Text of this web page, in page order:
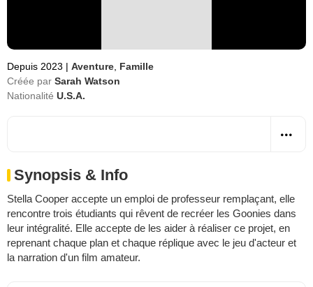
Depuis 2023 | Aventure Famille
Créée par Sarah Watson
Nationalité U.S.A.
Synopsis & Info
Stella Cooper accepte un emploi de professeur remplaçant, elle
rencontre trois étudiants qui rêvent de recréer les Goonies dans
leur intégralité. Elle accepte de les aider à réaliser ce projet, en
reprenant chaque plan et chaque réplique avec le jeu d'acteur et
la narration d'un film amateur.